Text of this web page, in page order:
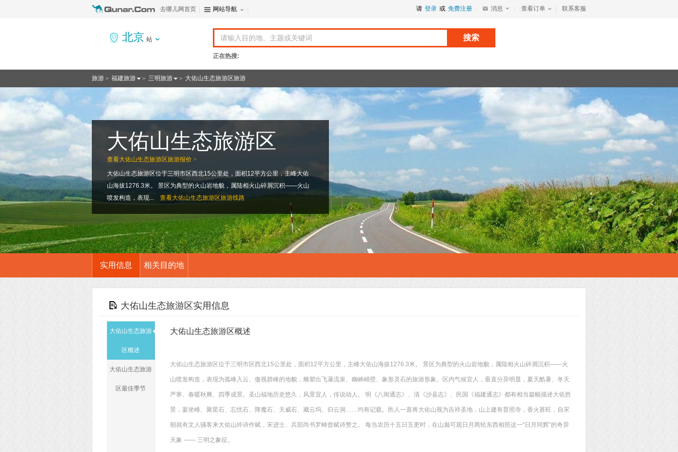
请 登录 或 免费注册 消息 查看订单 联系客服
去哪儿网首页 网站导航
北京 站 搜索
正在热搜:
旅游 > 福建旅游 > 三明旅游 > 大佑山生态旅游区旅游
查看大佑山生态旅游区旅游报价 >
大佑山生态旅游区
大佑山生态旅游区位于三明市区西北15公里处，面积12平方公里，主峰大佑
山海拔1276.3米。 景区为典型的火山岩地貌，属陆相火山碎屑沉积――火山
喷发构造，表现...
查看大佑山生态旅游区旅游线路
实用信息 相关目的地
大佑山生态旅游区实用信息
大佑山生态旅游
区概述
大佑山生态旅游
区最佳季节
大佑山生态旅游区概述
大佑山生态旅游区位于三明市区西北15公里处，面积12平方公里，主峰大佑山海拔1276.3米。 景区为典型的火山岩地貌，属陆相火山碎屑沉积――火
山喷发构造，表现为孤峰入云、傲视群峰的地貌，雕塑出飞瀑流泉、幽峡峭壁、象形灵石的旅游形象。区内气候宜人，垂直分异明显，夏天酷暑、冬天
严寒、春暖秋爽、四季成景。圣山福地历史悠久，风景宜人，传说动人。 明《八闽通志》、清《沙县志》、民国《福建通志》都有相当篇幅描述大佑胜
景，宴坐峰、聚星石、忘忧石、降魔石、天威石、藏云坞、归云洞……均有记载。邑人一直将大佑山视为吉祥圣地，山上建有普照寺，香火甚旺，自宋
朝就有文人骚客来大佑山吟诗作赋，宋进士、兵部尚书罗畸曾赋诗赞之。 每当农历十五日五更时，在山巅可观日月两轮东西相照这一“日月同辉”的奇异
天象 ―― 三明之象征。